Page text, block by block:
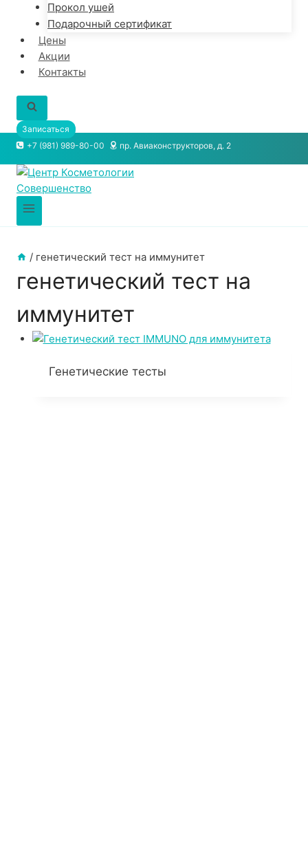
Прокол ушей
Подарочный сертификат
Цены
Акции
Контакты
Записаться
+7 (981) 989-80-00
пр. Авиаконструкторов, д. 2
/ генетический тест на иммунитет
генетический тест на
иммунитет
Генетические тесты